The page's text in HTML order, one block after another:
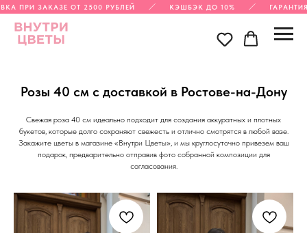
ЗАКАЗЕ ОТ 2500 РУБЛЕЙ КЭШБЭК ДО 10% ГАРАНТИЯ
Розы 40 см с доставкой в Ростове-на-Дону
Свежая роза 40 см идеально подходит для создания аккуратных и плотных
букетов, которые долго сохраняют свежесть и отлично смотрятся в любой вазе.
Закажите цветы в магазине «Внутри Цветы», и мы круглосуточно привезем ваш
подарок, предварительно отправив фото собранной композиции для
согласования.